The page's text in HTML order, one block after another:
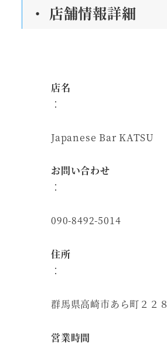
・ 店舗情報詳細
店名
：
Japanese Bar KATSU
お問い合わせ
：
090-8492-5014
住所
：
群馬県高崎市あら町２２８
営業時間